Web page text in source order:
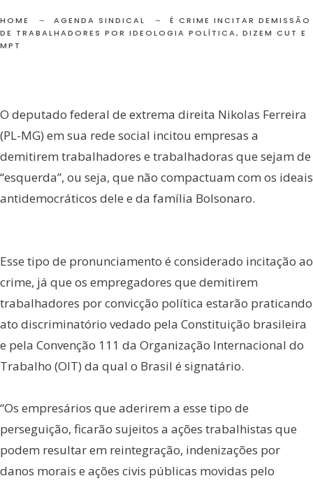
HOME AGENDA SINDICAL
É CRIME INCITAR DEMISSÃO
DE TRABALHADORES POR IDEOLOGIA POLÍTICA, DIZEM CUT E
MPT
O deputado federal de extrema direita Nikolas Ferreira
(PL-MG) em sua rede social incitou empresas a
demitirem trabalhadores e trabalhadoras que sejam de
“esquerda”, ou seja, que não compactuam com os ideais
antidemocráticos dele e da família Bolsonaro.
Esse tipo de pronunciamento é considerado incitação ao
crime, já que os empregadores que demitirem
trabalhadores por convicção política estarão praticando
ato discriminatório vedado pela Constituição brasileira
e pela Convenção 111 da Organização Internacional do
Trabalho (OIT) da qual o Brasil é signatário.
“Os empresários que aderirem a esse tipo de
perseguição, ficarão sujeitos a ações trabalhistas que
podem resultar em reintegração, indenizações por
danos morais e ações civis públicas movidas pelo